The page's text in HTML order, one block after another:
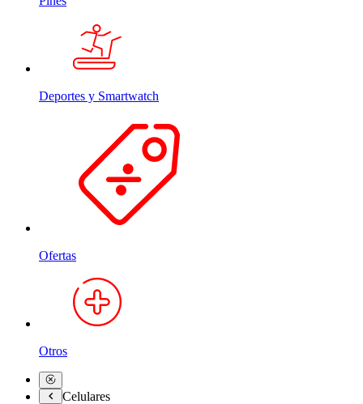
Deportes y Smartwatch
Ofertas
Otros
Celulares